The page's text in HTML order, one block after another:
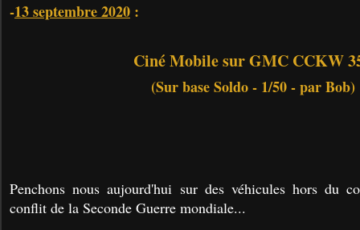
-13 septembre 2020 :
Ciné Mobile sur GMC CCKW
(Sur base Soldo - 1/50 - par Bob)
Penchons nous aujourd'hui sur des véhicules hors du
conflit de la Seconde Guerre mondiale...